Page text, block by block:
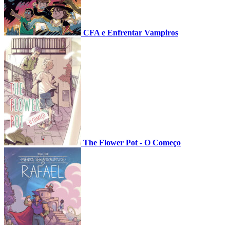
CFA e Enfrentar Vampiros
The Flower Pot - O Começo